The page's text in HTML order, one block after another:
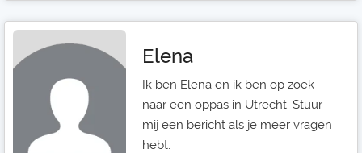
Elena
Ik ben Elena en ik ben op zoek
naar een oppas in Utrecht. Stuur
mij een bericht als je meer vragen
hebt.